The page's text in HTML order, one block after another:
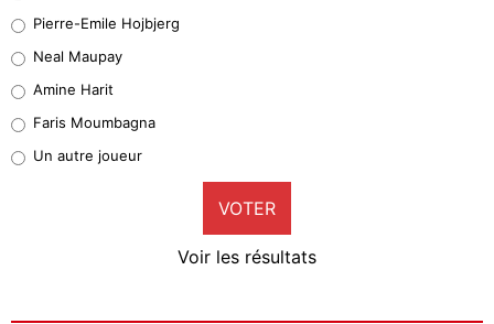
5%
1%
9%
Pierre-Emile Hojbjerg
Neal Maupay
Amine Harit
Faris Moumbagna
Un autre joueur
VOTER
Voir les résultats